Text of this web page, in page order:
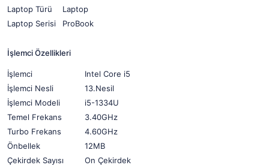
Laptop Türü
Laptop
Laptop Serisi
ProBook
İşlemci Özellikleri
İşlemci
Intel Core i5
İşlemci Nesli
13.Nesil
İşlemci Modeli
i5-1334U
Temel Frekans
3.40GHz
Turbo Frekans
4.60GHz
Önbellek
12MB
Çekirdek Sayısı
On Çekirdek